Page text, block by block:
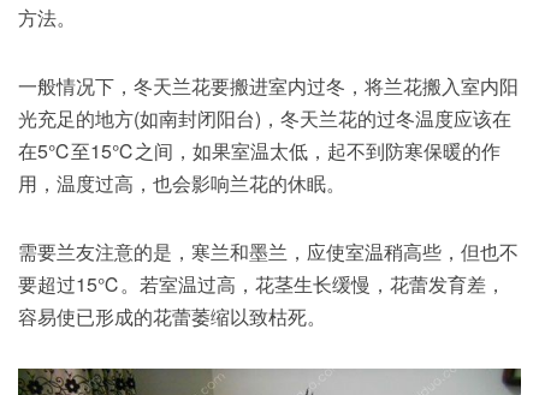
方法。
一般情况下，冬天兰花要搬进室内过冬，将兰花搬入室内阳
光充足的地方(如南封闭阳台)，冬天兰花的过冬温度应该在
在5℃至15℃之间，如果室温太低，起不到防寒保暖的作
用，温度过高，也会影响兰花的休眠。
需要兰友注意的是，寒兰和墨兰，应使室温稍高些，但也不
要超过15℃。若室温过高，花茎生长缓慢，花蕾发育差，
容易使已形成的花蕾萎缩以致枯死。